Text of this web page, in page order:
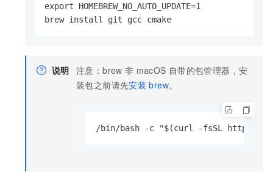
export HOMEBREW_NO_AUTO_UPDATE=1
brew install git gcc cmake
说明 注意：brew 非 macOS 自带的包管理器，安
装包之前请先安装 brew。
/bin/bash -c "$(curl -fsSL https://